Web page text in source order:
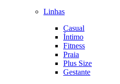
Linhas
Casual
Íntimo
Fitness
Praia
Plus Size
Gestante